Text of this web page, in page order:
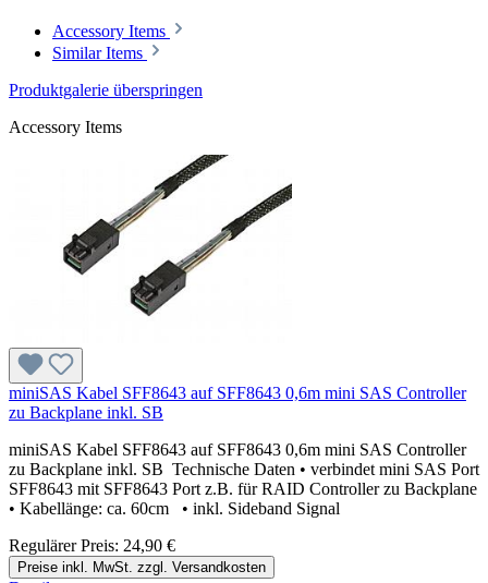
Accessory Items
Similar Items
Produktgalerie überspringen
Accessory Items
miniSAS Kabel SFF8643 auf SFF8643 0,6m mini SAS Controller
zu Backplane inkl. SB
miniSAS Kabel SFF8643 auf SFF8643 0,6m mini SAS Controller
zu Backplane inkl. SB Technische Daten • verbindet mini SAS Port
SFF8643 mit SFF8643 Port z.B. für RAID Controller zu Backplane
• Kabellänge: ca. 60cm • inkl. Sideband Signal
Regulärer Preis: 24,90 €
Preise inkl. MwSt. zzgl. Versandkosten